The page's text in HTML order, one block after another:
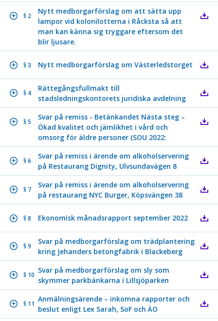
§ 2
Nytt medborgarförslag om att sätta upp
lampor vid kolonilotterna i Råcksta så att
man kan känna sig tryggare eftersom det
blir ljusare.
§ 3 Nytt medborgarförslag om Västerledstorget
§ 4
Rättegångsfullmakt till
stadsledningskontorets juridiska avdelning
§ 5
Svar på remiss - Betänkandet Nästa steg –
Ökad kvalitet och jämlikhet i vård och
omsorg för äldre personer (SOU 2022:
§ 6
Svar på remiss i ärende om alkoholservering
på Restaurang Dignity, Ulvsundavägen 8
§ 7
Svar på remiss i ärende om alkoholservering
på restaurang NYC Burger, Köpsvängen 38
§ 8 Ekonomisk månadsrapport september 2022
§ 9
Svar på medborgarförslag om trädplantering
kring Jehanders betongfabrik i Blackeberg
§ 10
Svar på medborgarförslag om sly som
skymmer parkbänkarna i Lillsjöparken
§ 11
Anmälningsärende – inkomna rapporter och
beslut enligt Lex Sarah, SoF och ÄO